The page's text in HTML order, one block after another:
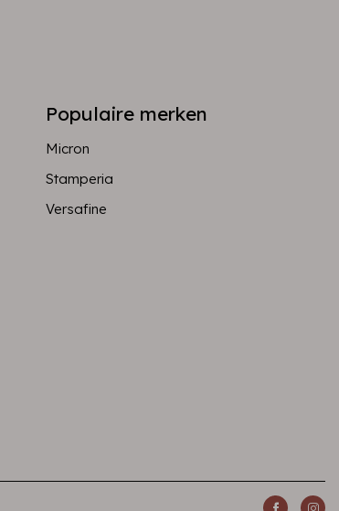
Populaire merken
Micron
Stamperia
Versafine